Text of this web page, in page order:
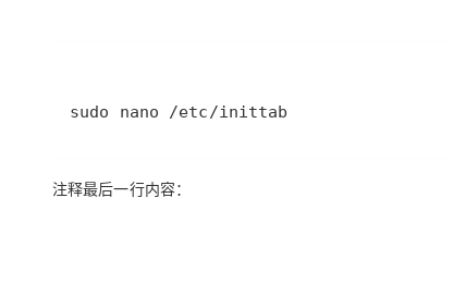
sudo nano /etc/inittab
注释最后一行内容：